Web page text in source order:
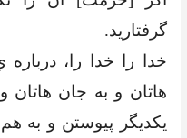
گرفتاريد.
خدا را خدا را،
هاتان و به جان هاتان
يکديگر پيوستن و به